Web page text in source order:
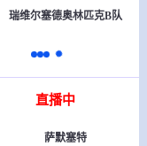
瑞维尔塞德奥林匹克B队
直播中
萨默塞特